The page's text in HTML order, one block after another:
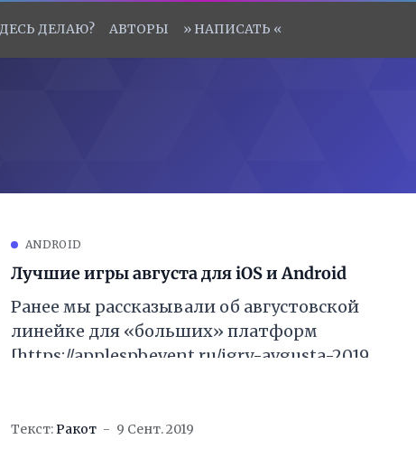
ДЕЛАЮ? АВТОРЫ » НАПИСАТЬ «
ANDROID
Лучшие игры августа для iOS и Android
Ранее мы рассказывали об августовской
линейке для «больших» платформ
[https://applespbevent.ru/igry-avgusta-2019-
leta/] , а сегодня постараемся охватить
Текст:Ракот 9 Сент. 2019